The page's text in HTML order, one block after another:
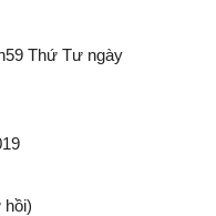
Thứ Tư ngày